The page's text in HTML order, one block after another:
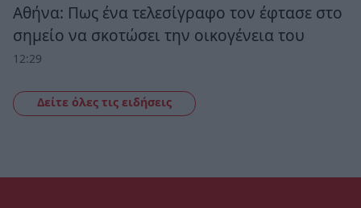
Αθήνα: Πως ένα τελεσίγραφο τον έφτασε στο
σημείο να σκοτώσει την οικογένεια του
12:29
Δείτε όλες τις ειδήσεις